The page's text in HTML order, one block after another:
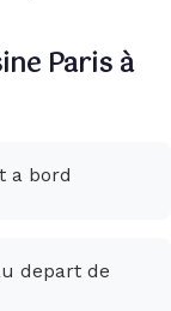
Paris à
a bord
depart de